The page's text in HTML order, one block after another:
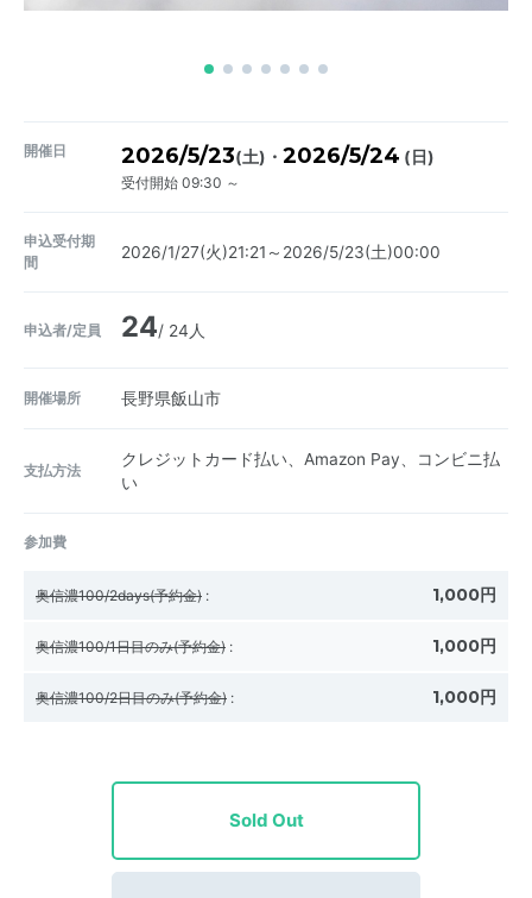
開催日 2026/5/23(土) ・ 2026/5/24 (日)
受付開始 09:30 ～
申込受付期
間
2026/1/27(火)21:21～2026/5/23(土)00:00
申込者/定員 24/ 24人
開催場所 長野県飯山市
支払方法
クレジットカード払い、Amazon Pay、コンビニ払
い
参加費
奥信濃100/2days(予約金) : 1,000円
奥信濃100/1日目のみ(予約金) : 1,000円
奥信濃100/2日目のみ(予約金) : 1,000円
Sold Out